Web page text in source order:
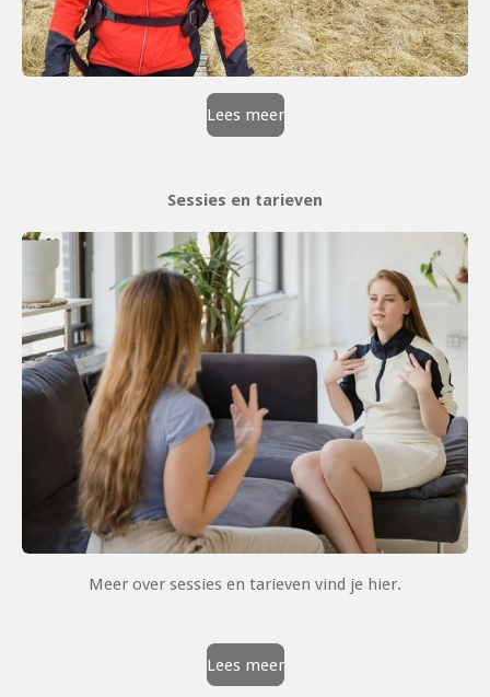
Lees meer
Sessies en tarieven
Meer over sessies en tarieven vind je hier.
Lees meer